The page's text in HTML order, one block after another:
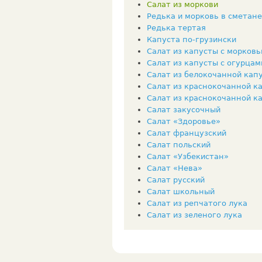
Салат из моркови
Редька и морковь в сметане
Редька тертая
Капуста по-грузински
Салат из капусты с
Салат из капусты с
Салат из белокочанной
Салат из краснокочанной
Салат из краснокочанной
Салат закусочный
Салат «Здоровье»
Салат французский
Салат польский
Салат «Узбекистан»
Салат «Нева»
Салат русский
Салат школьный
Салат из репчатого лука
Салат из зеленого лука